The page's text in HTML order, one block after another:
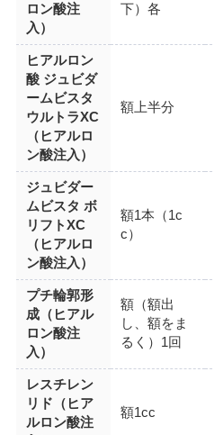
ロン酸注
入）
下）各
ヒアルロン
酸 ジュビダ
ームビスタ
ウルトラXC
（ヒアルロ
ン酸注入）
額上半分
ジュビダー
ムビスタ ボ
リフトXC
（ヒアルロ
ン酸注入）
額1本（1c
c）
プチ輪郭形
成（ヒアル
ロン酸注
入）
額（額出
し、額をま
るく）1回
レスチレン
リド（ヒア
ルロン酸注
額1cc